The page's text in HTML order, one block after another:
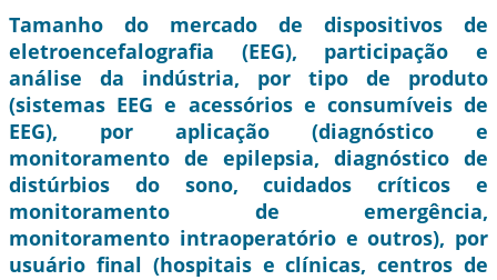
Tamanho do mercado de dispositivos de
eletroencefalografia (EEG), participação e
análise da indústria, por tipo de produto
(sistemas EEG e acessórios e consumíveis de
EEG), por aplicação (diagnóstico e
monitoramento de epilepsia, diagnóstico de
distúrbios do sono, cuidados críticos e
monitoramento de emergência,
monitoramento intraoperatório e outros), por
usuário final (hospitais e clínicas, centros de